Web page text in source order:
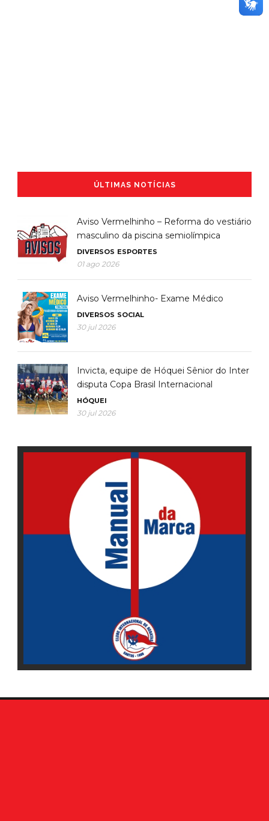
ÚLTIMAS NOTÍCIAS
Aviso Vermelhinho – Reforma do vestiário
masculino da piscina semiolímpica
DIVERSOS ESPORTES
01 ago 2026
Aviso Vermelhinho- Exame Médico
DIVERSOS SOCIAL
30 jul 2026
Invicta, equipe de Hóquei Sênior do Inter
disputa Copa Brasil Internacional
HÓQUEI
30 jul 2026